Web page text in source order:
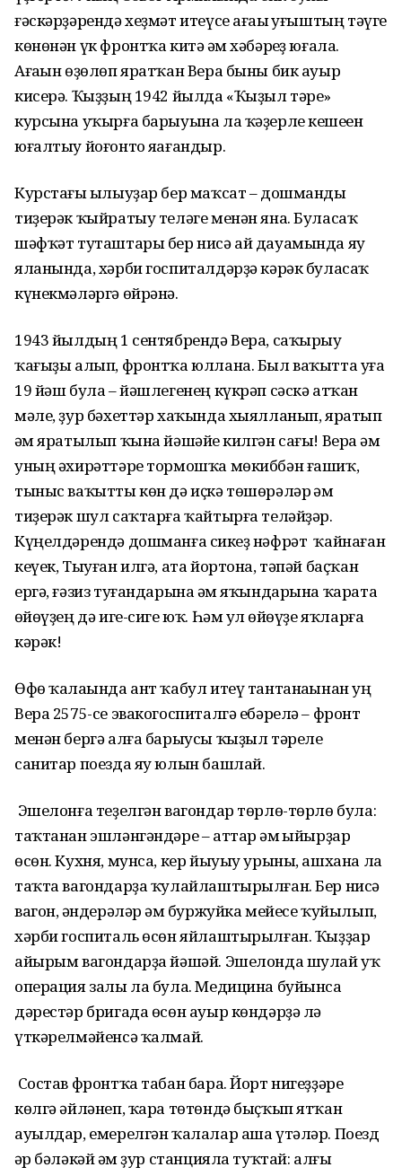
ғәскәрҙәрендә хеҙмәт итеүсе ағаһы һуғыштың тәүге
көнөнән үк фронтҡа китә һәм хәбәрһеҙ юғала.
Ағаһын өҙөлөп яратҡан Вера быны бик ауыр
кисерә. Ҡыҙҙың 1942 йылда «Ҡыҙыл тәре»
курсына уҡырға барыуына ла ҡәҙерле кешеһен
юғалтыу йоғонто яһағандыр.
Курстағы һылыуҙар бер маҡсат – дошманды
тиҙерәк ҡыйратыу теләге менән яна. Буласаҡ
шәфҡәт туташтары бер нисә ай дауамында яу
яланында, хәрби госпиталдәрҙә кәрәк буласаҡ
күнекмәләргә өйрәнә.
1943 йылдың 1 сентябрендә Вера, саҡырыу
ҡағыҙы алып, фронтҡа юллана. Был ваҡытта уға
19 йәш була – йәшлегенең күкрәп сәскә атҡан
мәле, ҙур бәхеттәр хаҡында хыялланып, яратып
һәм яратылып ҡына йәшәйһе килгән сағы! Вера һәм
уның әхирәттәре тормошҡа мөкиббән ғашиҡ,
тыныс ваҡытты көн дә иҫкә төшөрәләр һәм
тиҙерәк шул саҡтарға ҡайтырға теләйҙәр.
Күңелдәрендә дошманға сикһеҙ нәфрәт ҡайнаған
кеүек, Тыуған илгә, ата йортона, тәпәй баҫҡан
ергә, ғәзиз туғандарына һәм яҡындарына ҡарата
һөйөүҙең дә иге-сиге юҡ. Һәм ул һөйөүҙе яҡларға
кәрәк!
Өфө ҡалаһында ант ҡабул итеү тантанаһынан һуң
Вера 2575-се эвакогоспиталгә ебәрелә – фронт
менән бергә алға барыусы ҡыҙыл тәреле
санитар поезда яу юлын башлай.
Эшелонға теҙелгән вагондар төрлө-төрлө була:
таҡтанан эшләнгәндәре – аттар һәм һыйырҙар
өсөн. Кухня, мунса, кер йыуыу урыны, ашхана ла
таҡта вагондарҙа ҡулайлаштырылған. Бер нисә
вагон, һәндерәләр һәм буржуйка мейесе ҡуйылып,
хәрби госпиталь өсөн яйлаштырылған. Ҡыҙҙар
айырым вагондарҙа йәшәй. Эшелонда шулай уҡ
операция залы ла була. Медицина буйынса
дәрестәр бригада өсөн ауыр көндәрҙә лә
үткәрелмәйенсә ҡалмай.
Состав фронтҡа табан бара. Йорт нигеҙҙәре
көлгә әйләнеп, ҡара төтөндә быҫҡып ятҡан
ауылдар, емерелгән ҡалалар аша үтәләр. Поезд
һәр бәләкәй һәм ҙур станцияла туҡтай: алғы